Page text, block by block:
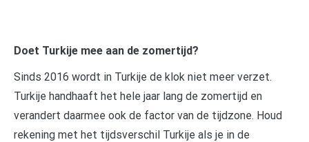
Doet Turkije mee aan de zomertijd?
Sinds 2016 wordt in Turkije de klok niet meer verzet.
Turkije handhaaft het hele jaar lang de zomertijd en
verandert daarmee ook de factor van de tijdzone. Houd
rekening met het tijdsverschil Turkije als je in de